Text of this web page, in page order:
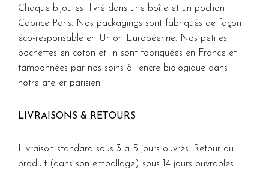
Chaque bijou est livré dans une boîte et un pochon
Caprice Paris. Nos packagings sont fabriqués de façon
éco-responsable en Union Européenne. Nos petites
pochettes en coton et lin sont fabriquées en France et
tamponnées par nos soins à l’encre biologique dans
notre atelier parisien.
LIVRAISONS & RETOURS
Livraison standard sous 3 à 5 jours ouvrés. Retour du
produit (dans son emballage) sous 14 jours ouvrables